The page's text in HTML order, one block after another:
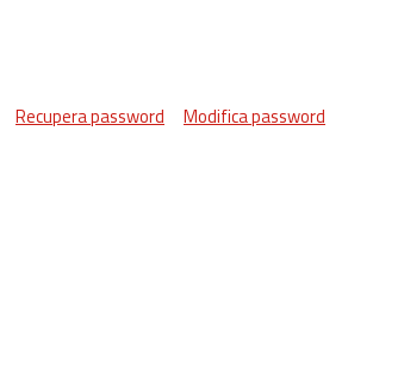
Recupera password Modifica password